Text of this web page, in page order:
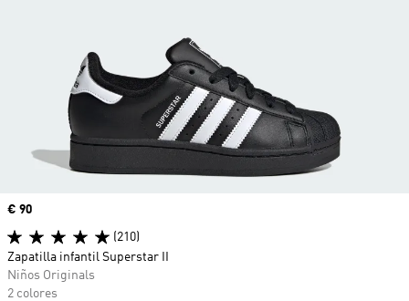
Precio
€ 90
(210)
Zapatilla infantil Superstar II
Niños Originals
2 colores